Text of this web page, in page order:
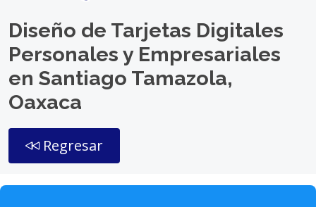
Diseño de Tarjetas Digitales
Personales y Empresariales
en Santiago Tamazola,
Oaxaca
Regresar